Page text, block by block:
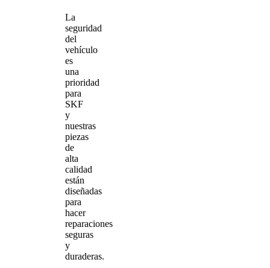
La
seguridad
del
vehículo
es
una
prioridad
para
SKF
y
nuestras
piezas
de
alta
calidad
están
diseñadas
para
hacer
reparaciones
seguras
y
duraderas.